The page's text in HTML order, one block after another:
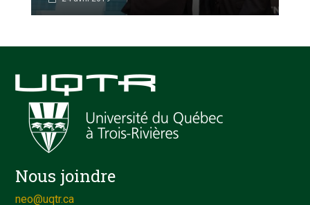
Nous joindre
neo@uqtr.ca